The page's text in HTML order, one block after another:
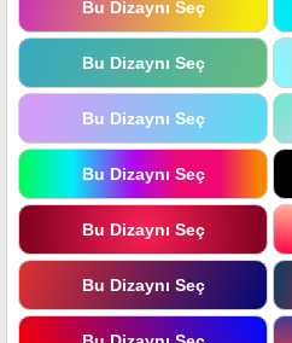
Bu Dizaynı Seç
Bu Dizaynı Seç
Bu Dizaynı Seç
Bu Dizaynı Seç
Bu Dizaynı Seç
Bu Dizaynı Seç